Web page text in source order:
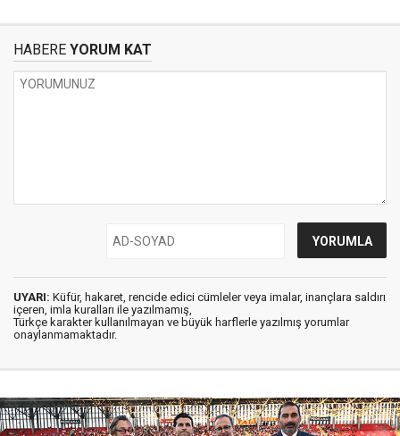
HABERE YORUM KAT
UYARI: Küfür, hakaret, rencide edici cümleler veya imalar, inançlara saldırı
içeren, imla kuralları ile yazılmamış,
Türkçe karakter kullanılmayan ve büyük harflerle yazılmış yorumlar
onaylanmamaktadır.